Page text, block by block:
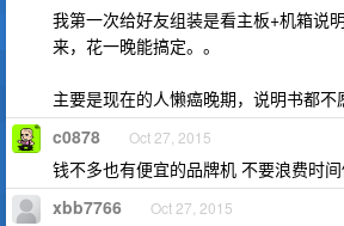
我第一次给好友组装是看主板+机箱说
来，花一晚能搞定。。
主要是现在的人懒癌晚期，说明书都不
c0878 Oct 27, 2015
钱不多也有便宜的品牌机 不要浪费时
xbb7766 Oct 27, 2015